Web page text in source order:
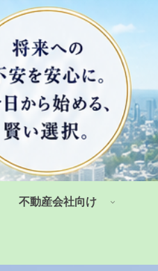
不動産会社向け